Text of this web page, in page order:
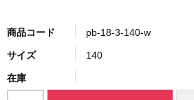
商品コード pb-18-3-140-w
サイズ 140
在庫